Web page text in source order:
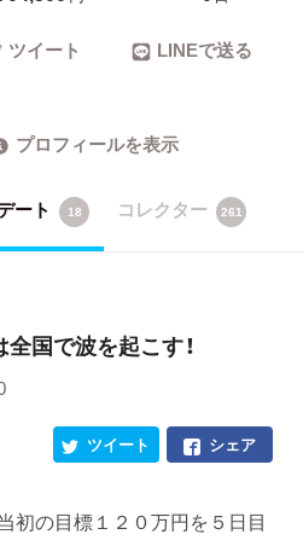
ツイート LINEで送る
プロフィールを表示
ート 18 コレクター 261
国で波を起こす！
シェア
ツイート
初の目標１２０万円を５日目